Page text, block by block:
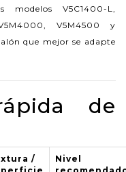
V5C1400-L,
V5M4500 y
que mejor se adapte
de
/
Nivel